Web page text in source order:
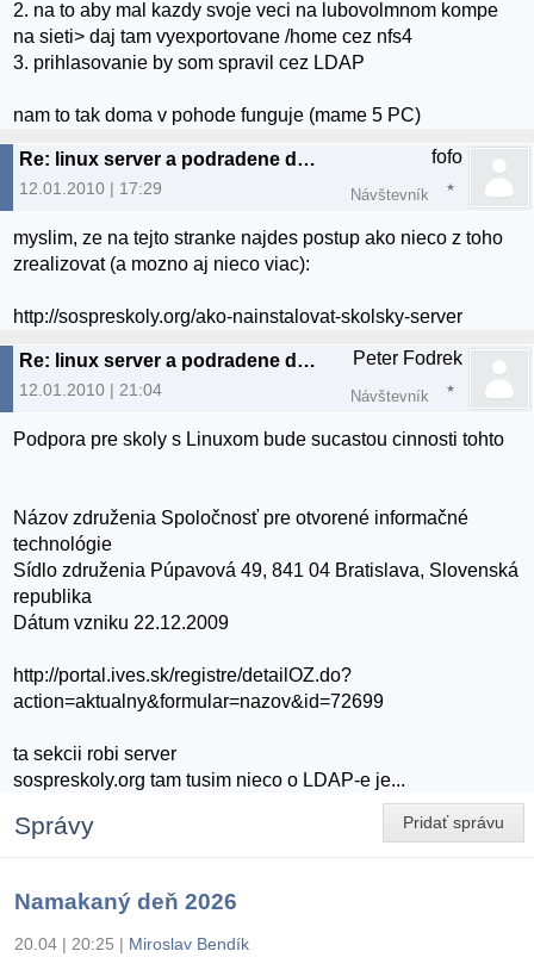
2. na to aby mal kazdy svoje veci na lubovolmnom kompe
na sieti> daj tam vyexportovane /home cez nfs4
3. prihlasovanie by som spravil cez LDAP
nam to tak doma v pohode funguje (mame 5 PC)
Re: linux server a podradene desktopy a userovia
12.01.2010 | 17:29
fofo
Návštevník
myslim, ze na tejto stranke najdes postup ako nieco z toho
zrealizovat (a mozno aj nieco viac):
http://sospreskoly.org/ako-nainstalovat-skolsky-server
Re: linux server a podradene desktopy a userovia
12.01.2010 | 21:04
Peter Fodrek
Návštevník
Podpora pre skoly s Linuxom bude sucastou cinnosti tohto
Názov združenia Spoločnosť pre otvorené informačné
technológie
Sídlo združenia Púpavová 49, 841 04 Bratislava, Slovenská
republika
Dátum vzniku 22.12.2009
http://portal.ives.sk/registre/detailOZ.do?
action=aktualny&formular=nazov&id=72699
ta sekcii robi server
sospreskoly.org tam tusim nieco o LDAP-e je...
Pridať správu
Správy
Namakaný deň 2026
20.04 | 20:25 | Miroslav Bendík